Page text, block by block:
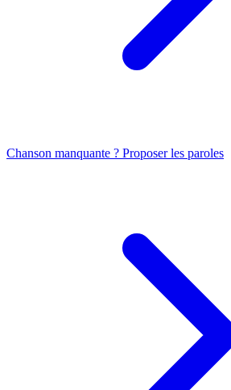
Chanson manquante ? Proposer les paroles